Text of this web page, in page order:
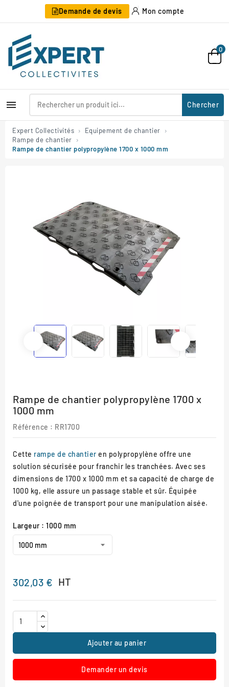
Demande de devis Mon compte
0
 Chercher
Expert Collectivités
Equipement de chantier
Rampe de chantier
Rampe de chantier polypropylène 1700 x 1000 mm
Rampe de chantier polypropylène 1700 x
1000 mm
Référence : RR1700
Cette rampe de chantier en polypropylène offre une
solution sécurisée pour franchir les tranchées. Avec ses
dimensions de 1700 x 1000 mm et sa capacité de charge de
1000 kg, elle assure un passage stable et sûr. Équipée
d'une poignée de transport pour une manipulation aisée.
Largeur : 1000 mm
302,03 € HT
Ajouter au panier
Demander un devis